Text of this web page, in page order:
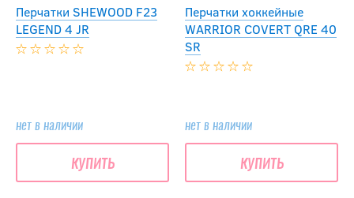
Перчатки SHEWOOD F23
LEGEND 4 JR
нет в наличии
купить
Перчатки хоккейные
WARRIOR COVERT QRE 40
SR
нет в наличии
купить